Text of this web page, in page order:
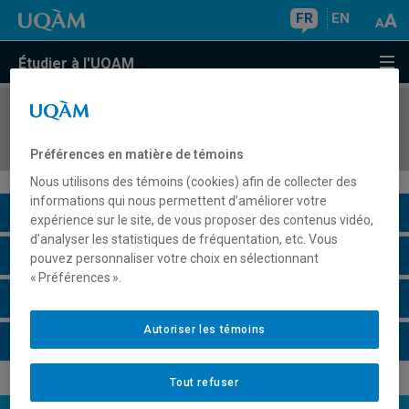
FR EN
Étudier à l'UQAM
COURS//
Description du cours
Horaire - Été 2026
Préférences en matière de témoins
Nous utilisons des témoins (cookies) afin de collecter des
informations qui nous permettent d’améliorer votre
expérience sur le site, de vous proposer des contenus vidéo,
d’analyser les statistiques de fréquentation, etc. Vous
pouvez personnaliser votre choix en sélectionnant
« Préférences ».
Tout refuser
Autoriser les témoins